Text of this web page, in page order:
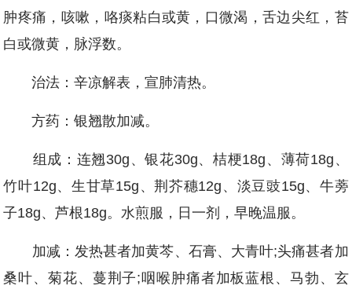
肿疼痛，咳嗽，咯痰粘白或黄，口微渴，舌边尖红，苔
白或微黄，脉浮数。
治法：辛凉解表，宣肺清热。
方药：银翘散加减。
组成：连翘30g、银花30g、桔梗18g、薄荷18g、
竹叶12g、生甘草15g、荆芥穗12g、淡豆豉15g、牛蒡
子18g、芦根18g。水煎服，日一剂，早晚温服。
加减：发热甚者加黄芩、石膏、大青叶;头痛甚者加
桑叶、菊花、蔓荆子;咽喉肿痛者加板蓝根、马勃、玄